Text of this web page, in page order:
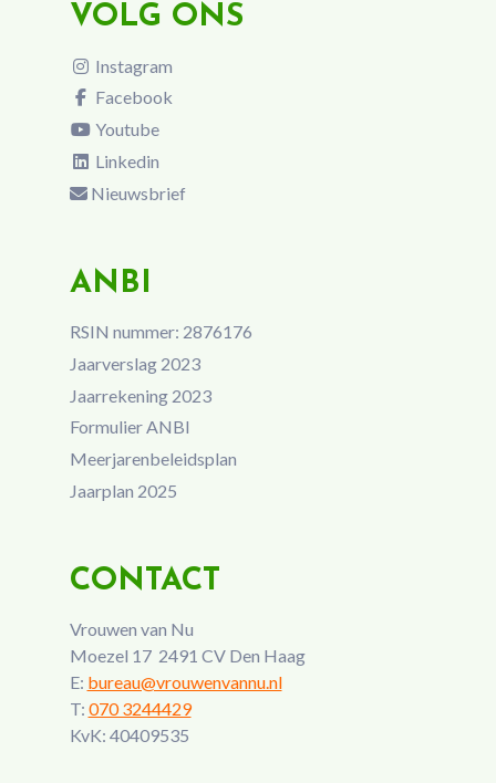
VOLG ONS
Instagram
Facebook
Youtube
Linkedin
Nieuwsbrief
ANBI
RSIN nummer: 2876176
Jaarverslag 2023
Jaarrekening 2023
Formulier ANBI
Meerjarenbeleidsplan
Jaarplan 2025
CONTACT
Vrouwen van Nu
Moezel 17 2491 CV Den Haag
E: bureau@vrouwenvannu.nl
T: 070 3244429
KvK: 40409535